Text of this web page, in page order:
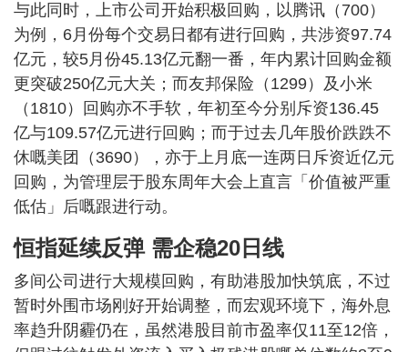
与此同时，上市公司开始积极回购，以腾讯（700）
为例，6月份每个交易日都有进行回购，共涉资97.74
亿元，较5月份45.13亿元翻一番，年内累计回购金额
更突破250亿元大关；而友邦保险（1299）及小米
（1810）回购亦不手软，年初至今分别斥资136.45
亿与109.57亿元进行回购；而于过去几年股价跌跌不
休嘅美团（3690），亦于上月底一连两日斥资近亿元
回购，为管理层于股东周年大会上直言「价值被严重
低估」后嘅跟进行动。
恒指延续反弹 需企稳20日线
多间公司进行大规模回购，有助港股加快筑底，不过
暂时外围市场刚好开始调整，而宏观环境下，海外息
率趋升阴霾仍在，虽然港股目前市盈率仅11至12倍，